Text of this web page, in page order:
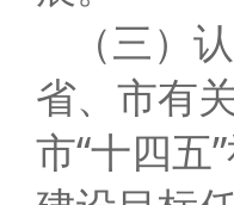
（三）
省、市有
市“十四五